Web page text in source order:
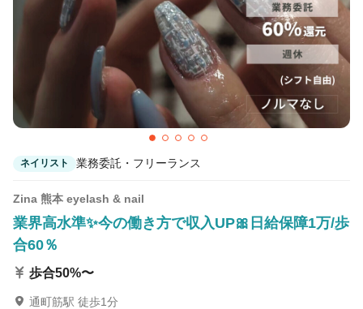
ネイリスト 業務委託・フリーランス
Zina 熊本 eyelash & nail
業界高水準✨今の働き方で収入UP🎀日給保障1万/歩
合60％
歩合50%〜
通町筋駅 徒歩1分